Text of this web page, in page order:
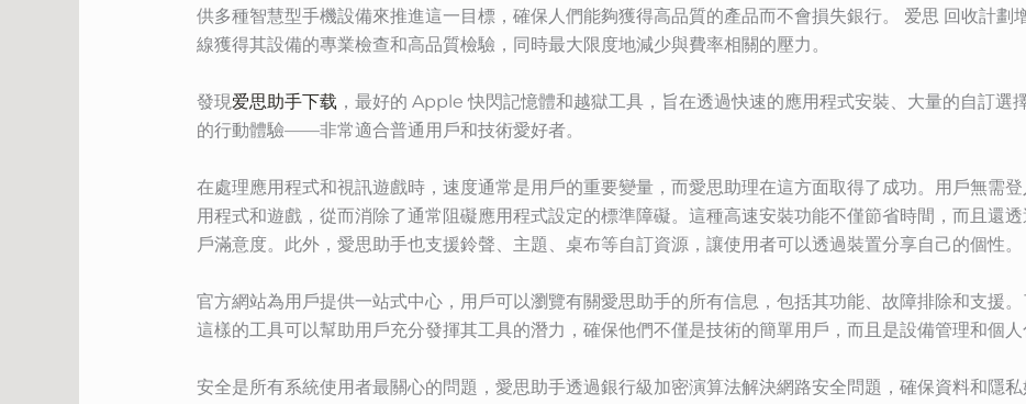
供多種智慧型手機設備來推進這一目標，確保人們能夠獲得高品質的產品而不會損失銀行。 爱思 回收計劃
線獲得其設備的專業檢查和高品質檢驗，同時最大限度地減少與費率相關的壓力。
發現爱思助手下载 ，最好的 Apple 快閃記憶體和越獄工具，旨在透過快速的應用程式安裝、大量的自訂選
的行動體驗——非常適合普通用戶和技術愛好者。
在處理應用程式和視訊遊戲時，速度通常是用戶的重要變量，而愛思助理在這方面取得了成功。用戶無需
用程式和遊戲，從而消除了通常阻礙應用程式設定的標準障礙。這種高速安裝功能不僅節省時間，而且還
戶滿意度。此外，愛思助手也支援鈴聲、主題、桌布等自訂資源，讓使用者可以透過裝置分享自己的個性。
官方網站為用戶提供一站式中心，用戶可以瀏覽有關愛思助手的所有信息，包括其功能、故障排除和支援
這樣的工具可以幫助用戶充分發揮其工具的潛力，確保他們不僅是技術的簡單用戶，而且是設備管理和個人
安全是所有系統使用者最關心的問題，愛思助手透過銀行級加密演算法解決網路安全問題，確保資料和隱